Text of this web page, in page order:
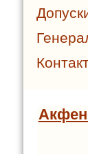
Акфен